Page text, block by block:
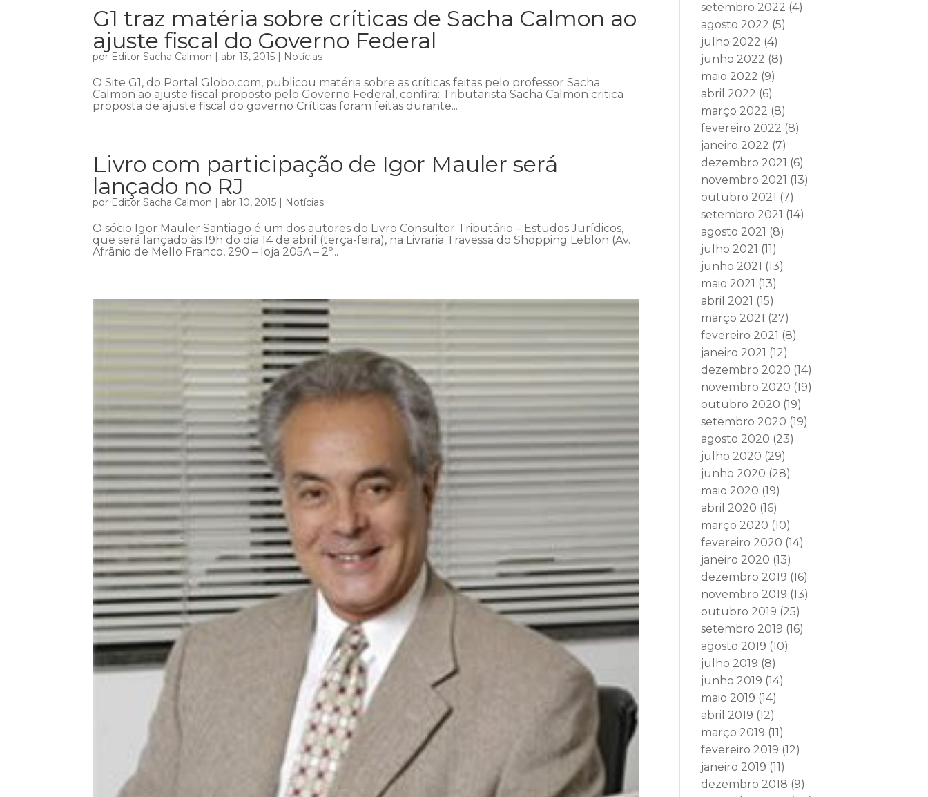
G1 traz matéria sobre críticas de Sacha Calmon ao
ajuste fiscal do Governo Federal
por Editor Sacha Calmon | abr 13, 2015 | Notícias
O Site G1, do Portal Globo.com, publicou matéria sobre as críticas feitas pelo professor Sacha
Calmon ao ajuste fiscal proposto pelo Governo Federal, confira: Tributarista Sacha Calmon critica
proposta de ajuste fiscal do governo Críticas foram feitas durante...
Livro com participação de Igor Mauler será
lançado no RJ
por Editor Sacha Calmon | abr 10, 2015 | Notícias
O sócio Igor Mauler Santiago é um dos autores do Livro Consultor Tributário – Estudos Jurídicos,
que será lançado às 19h do dia 14 de abril (terça-feira), na Livraria Travessa do Shopping Leblon (Av.
Afrânio de Mello Franco, 290 – loja 205A – 2º...
setembro 2022 (4)
agosto 2022 (5)
julho 2022 (4)
junho 2022 (8)
maio 2022 (9)
abril 2022 (6)
março 2022 (8)
fevereiro 2022 (8)
janeiro 2022 (7)
dezembro 2021 (6)
novembro 2021 (13)
outubro 2021 (7)
setembro 2021 (14)
agosto 2021 (8)
julho 2021 (11)
junho 2021 (13)
maio 2021 (13)
abril 2021 (15)
março 2021 (27)
fevereiro 2021 (8)
janeiro 2021 (12)
dezembro 2020 (14)
novembro 2020 (19)
outubro 2020 (19)
setembro 2020 (19)
agosto 2020 (23)
julho 2020 (29)
junho 2020 (28)
maio 2020 (19)
abril 2020 (16)
março 2020 (10)
fevereiro 2020 (14)
janeiro 2020 (13)
dezembro 2019 (16)
novembro 2019 (13)
outubro 2019 (25)
setembro 2019 (16)
agosto 2019 (10)
julho 2019 (8)
junho 2019 (14)
maio 2019 (14)
abril 2019 (12)
março 2019 (11)
fevereiro 2019 (12)
janeiro 2019 (11)
dezembro 2018 (9)